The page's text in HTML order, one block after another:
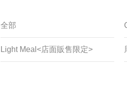
全部
Light Meal<店面販售限定>